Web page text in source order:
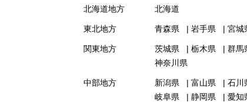
北海道地方 北海道
東北地方 青森県 岩手県 宮城
関東地方 茨城県 栃木県 群馬
神奈川県
中部地方 新潟県 富山県 石川
岐阜県
静岡県 愛知